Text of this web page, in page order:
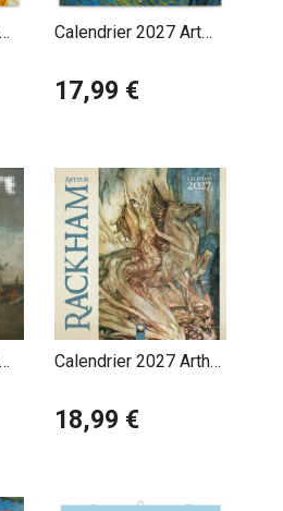
Calendrier 2027 Art
Pointillisme
17,99 €
Calendrier 2027 Arthur
18,99 €